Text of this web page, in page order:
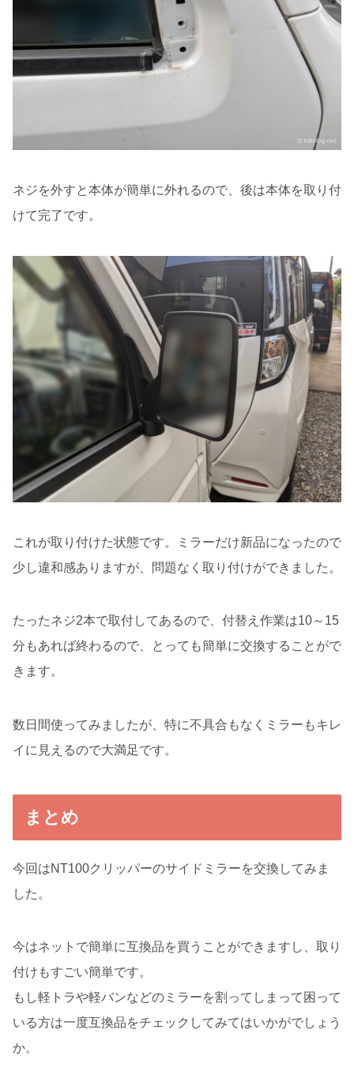
ネジを外すと本体が簡単に外れるので、後は本体を取り付
けて完了です。
これが取り付けた状態です。ミラーだけ新品になったので
少し違和感ありますが、問題なく取り付けができました。
たったネジ2本で取付してあるので、付替え作業は10～15
分もあれば終わるので、とっても簡単に交換することがで
きます。
数日間使ってみましたが、特に不具合もなくミラーもキレ
イに見えるので大満足です。
まとめ
今回はNT100クリッパーのサイドミラーを交換してみま
した。
今はネットで簡単に互換品を買うことができますし、取り
付けもすごい簡単です。
もし軽トラや軽バンなどのミラーを割ってしまって困って
いる方は一度互換品をチェックしてみてはいかがでしょう
か。